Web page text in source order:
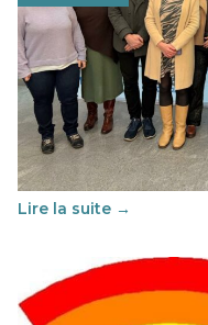
Éducation au vivre-
franco-espagnol
29 juin 2026-National
Cette année, l'UNSA
soutenu par l'union
au vivre-ensemble :
Lire la suite →